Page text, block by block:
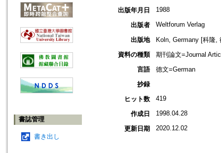
書誌管理
書き出し
出版年月日 1988
出版者 Weltforum Verlag
出版地
Koln, Germany [科隆,
資料の種類
期刊論文=Journal
言語
德文=German
抄録
ヒット数
419
作成日 1998.04.28
更新日期 2020.12.02